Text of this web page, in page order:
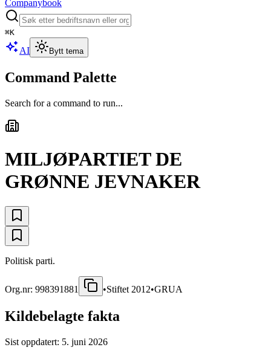
Companybook
⌘K
AI Bytt tema
Command Palette
Search for a command to run...
MILJØPARTIET DE
GRØNNE JEVNAKER
Politisk parti.
Org.nr: 998391881 •Stiftet 2012•GRUA
Kildebelagte fakta
Sist oppdatert: 5. juni 2026